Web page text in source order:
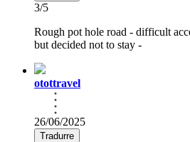
3/5
Rough pot hole road - difficult
but decided not to stay -
otottravel
26/06/2025
Tradurre